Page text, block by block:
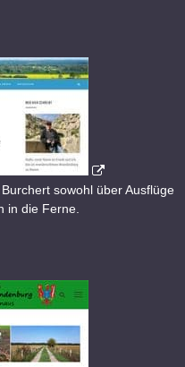
sowohl über Ausflüge
in die Ferne.